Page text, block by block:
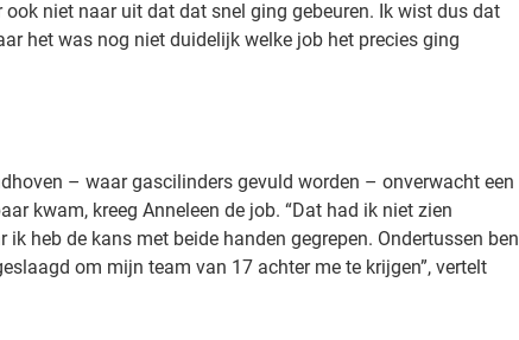
niet naar uit dat dat snel ging gebeuren. Ik wist dus dat
het was nog niet duidelijk welke job het precies ging
– waar gascilinders gevuld worden – onverwacht een
kwam, kreeg Anneleen de job. “Dat had ik niet zien
heb de kans met beide handen gegrepen. Ondertussen ben
om mijn team van 17 achter me te krijgen”, vertelt